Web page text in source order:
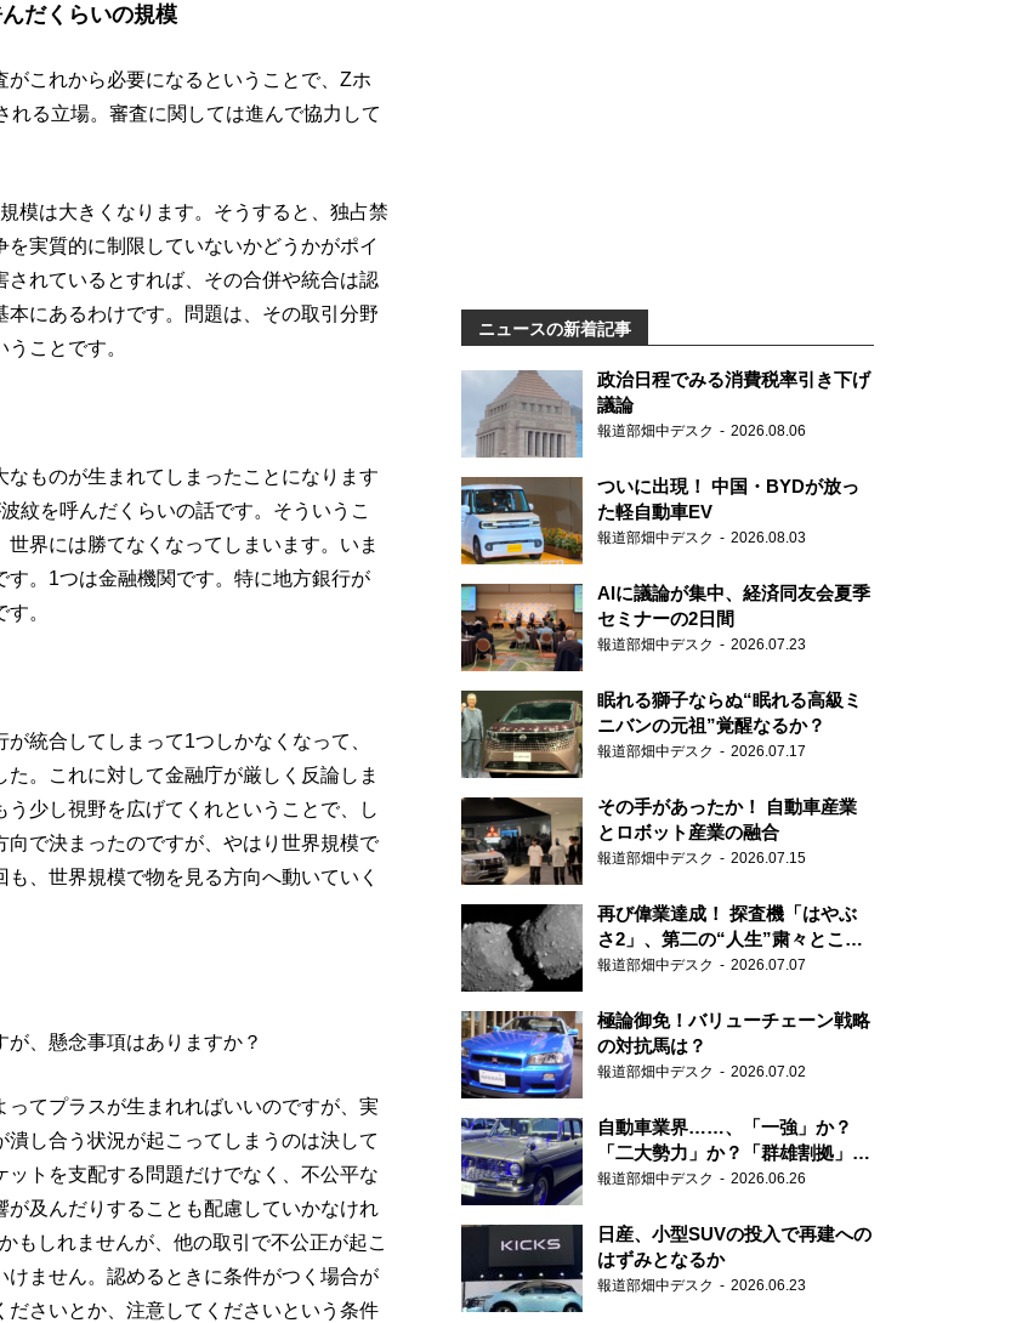
だくらいの規模
これから必要になるということで、Zホ
る立場。審査に関しては進んで協力して
模は大きくなります。そうすると、独占禁
実質的に制限していないかどうかがポイ
れているとすれば、その合併や統合は認
にあるわけです。問題は、その取引分野
ことです。
ものが生まれてしまったことになります
紋を呼んだくらいの話です。そういうこ
界には勝てなくなってしまいます。いま
。1つは金融機関です。特に地方銀行が
。
統合してしまって1つしかなくなって、
。これに対して金融庁が厳しく反論しま
少し視野を広げてくれということで、し
で決まったのですが、やはり世界規模で
、世界規模で物を見る方向へ動いていく
、懸念事項はありますか？
てプラスが生まれればいいのですが、実
し合う状況が起こってしまうのは決して
トを支配する問題だけでなく、不公平な
及んだりすることも配慮していかなけれ
もしれませんが、他の取引で不公正が起こ
ません。認めるときに条件がつく場合が
さいとか、注意してくださいという条件
ニュースの新着記事
政治日程でみる消費税率引き下げ
議論
報道部畑中デスク 2026.08.06
ついに出現！ 中国・BYDが放っ
た軽自動車EV
報道部畑中デスク 2026.08.03
AIに議論が集中、経済同友会夏季
セミナーの2日間
報道部畑中デスク 2026.07.23
眠れる獅子ならぬ“眠れる高級ミ
ニバンの元祖”覚醒なるか？
報道部畑中デスク 2026.07.17
その手があったか！ 自動車産業
とロボット産業の融合
報道部畑中デスク 2026.07.15
再び偉業達成！ 探査機「はやぶ
さ2」、第二の“人生”粛々とこな
す
報道部畑中デスク 2026.07.07
極論御免！バリューチェーン戦略
の対抗馬は？
報道部畑中デスク 2026.07.02
自動車業界……、「一強」か？
「二大勢力」か？「群雄割拠」
か？
報道部畑中デスク 2026.06.26
日産、小型SUVの投入で再建への
はずみとなるか
報道部畑中デスク 2026.06.23